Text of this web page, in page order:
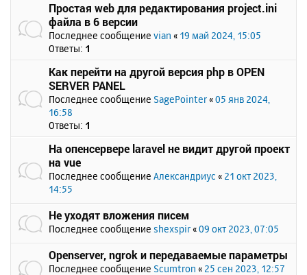
Простая web для редактирования project.ini
файла в 6 версии
Последнее сообщение vian « 19 май 2024, 15:05
Ответы: 1
Как перейти на другой версия php в OPEN
SERVER PANEL
Последнее сообщение SagePointer «05 янв 2024,
16:58
Ответы: 1
На опенсервере laravel не видит другой проект
на vue
Последнее сообщение Александриус « 21 окт 2023,
14:55
Не уходят вложения писем
Последнее сообщение shexspir «09 окт 2023, 07:05
Openserver, ngrok и передаваемые параметры
Последнее сообщение Scumtron « 25 сен 2023, 12:57